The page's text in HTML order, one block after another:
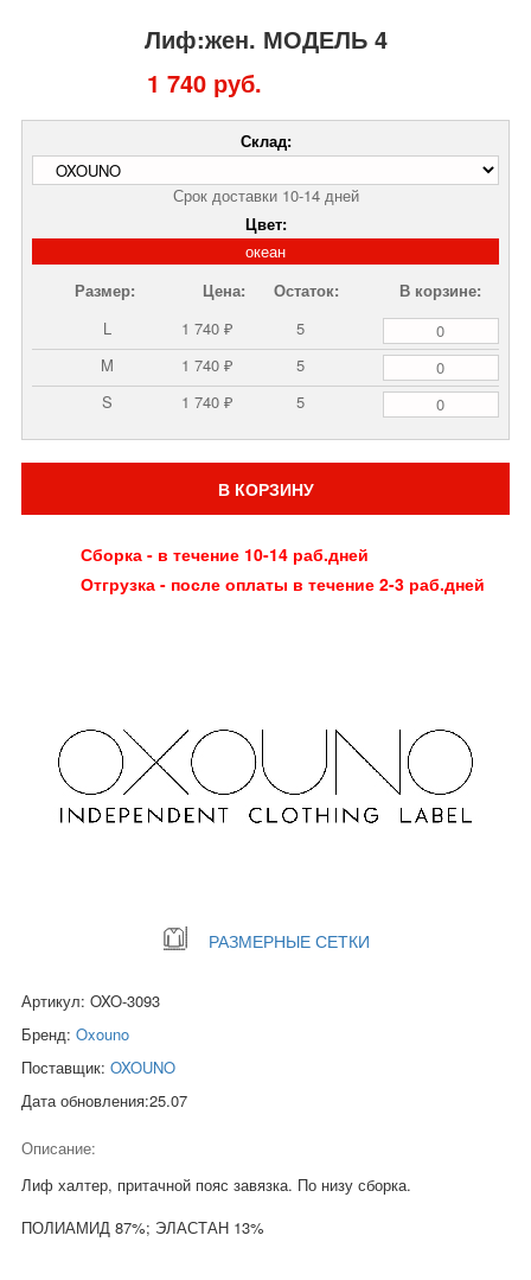
Лиф:жен. МОДЕЛЬ 4
1 740 руб.
Склад:
Срок доставки 10-14 дней
Цвет:
океан
Размер:
Цена: Остаток:
В корзине:
L
1 740 ₽
5
M
1 740 ₽
5
S
1 740 ₽ 5
В КОРЗИНУ
Сборка - в течение 10-14 раб.дней
Отгрузка - после оплаты в течение 2-3 раб.дней
РАЗМЕРНЫЕ СЕТКИ
Артикул: OXO-3093
Бренд: Oxouno
Поставщик: OXOUNO
Дата обновления:25.07
Описание:
Лиф халтер, притачной пояс завязка. По низу сборка.
ПОЛИАМИД 87%; ЭЛАСТАН 13%